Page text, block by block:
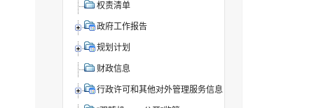
权责清单
政府工作报告
规划计划
财政信息
行政许可和其他对外管理服务信息